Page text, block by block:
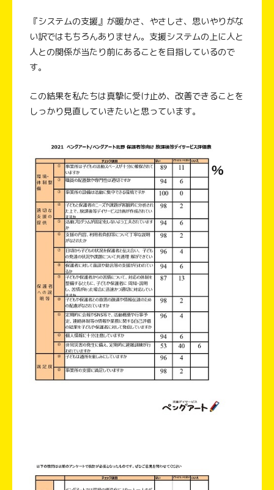
『システムの支援』が暖かさ、やさしさ、思いやりがな
い訳ではもちろんありません。支援システムの上に人と
人との関係が当たり前にあることを目指しているので
す。
この結果を私たちは真摯に受け止め、改善できることを
しっかり見直していきたいと思っています。